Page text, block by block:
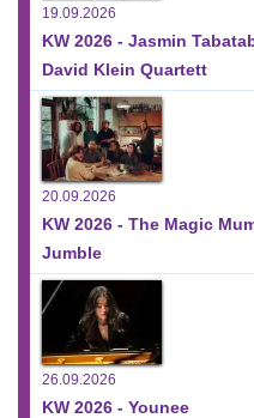
19.09.2026
KW 2026 - Jasmin
David Klein Quartett
20.09.2026
KW 2026 - The Magic
Jumble
26.09.2026
KW 2026 - Younee